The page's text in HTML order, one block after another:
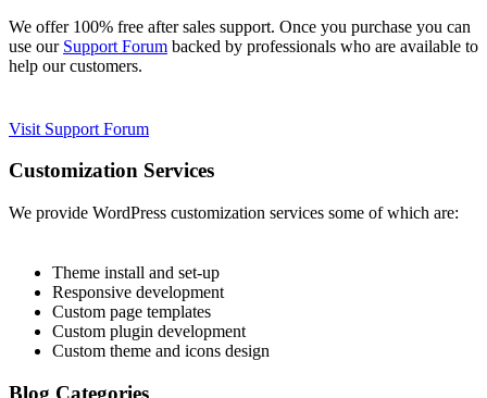
We offer 100% free after sales support. Once you purchase you can
use our Support Forum backed by professionals who are available to
help our customers.
Visit Support Forum
Customization Services
We provide WordPress customization services some of which are:
Theme install and set-up
Responsive development
Custom page templates
Custom plugin development
Custom theme and icons design
Blog Categories